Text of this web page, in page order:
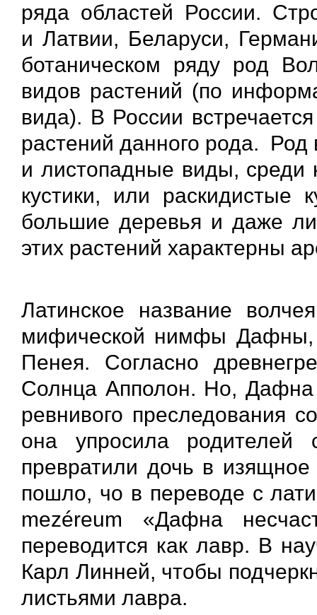
ряда областей России.
и Латвии, Беларуси,
ботаническом ряду род
видов растений (по
вида). В России
растений данного рода. Род
и листопадные виды,
кустики, или раскидистые
большие деревья и даже
этих растений характерны
Латинское название
мифической нимфы Дафны,
Пенея. Согласно
Солнца Апполон. Но, Дафна
ревнивого преследования
она упросила
превратили дочь в
пошло, чо в переводе с
mezéreum «Дафна
переводится как лавр. В
Карл Линней, чтобы
листьями лавра.